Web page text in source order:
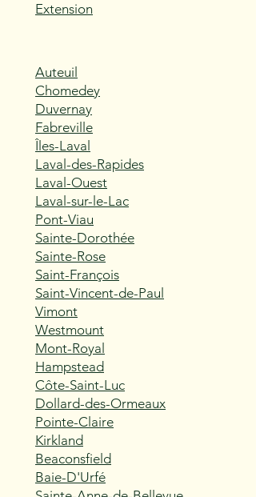
Extension
Auteuil
Chomedey
Duvernay
Fabreville
Îles-Laval
Laval-des-Rapides
Laval-Ouest
Laval-sur-le-Lac
Pont-Viau
Sainte-Dorothée
Sainte-Rose
Saint-François
Saint-Vincent-de-Paul
Vimont
Westmount
Mont-Royal
Hampstead
Côte-Saint-Luc
Dollard-des-Ormeaux
Pointe-Claire
Kirkland
Beaconsfield
Baie-D'Urfé